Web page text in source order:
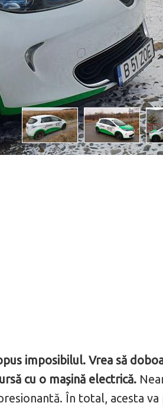
imposibilul. Vrea să
cu o mașină electrică.
În total, acesta va